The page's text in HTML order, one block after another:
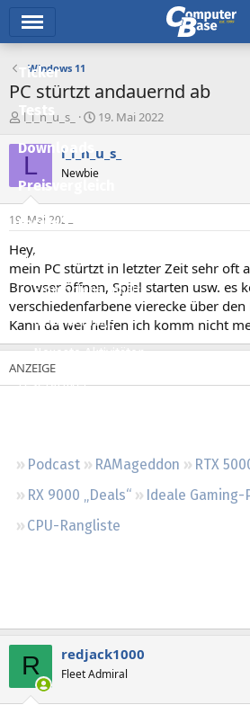
Ticker
Tests
Downloads
Preisvergleich
Forum
Aktuelles
Empfohlene Inhalte
Neue Beiträge
Neueste Aktivitäten
Leserartikel
Podcast RAMageddon
RTX
RX 9000 „Deals“
Ideale Gaming-
CPU-Rangliste
Windows 11
PC stürtzt andauernd ab
E
s
e
e
r
l_i_n_u_s_
E
s
e
t
m
19. Mai 2022
L l_i_n_u_s_
Newbie
19. Mai 2022
Hey,
mein PC stürtzt in letzter Zeit sehr oft
Browser öffnen, Spiel starten usw. es
verschiedenfarbene vierecke über
Kann da wer helfen ich komm nicht
R redjack1000
Fleet Admiral